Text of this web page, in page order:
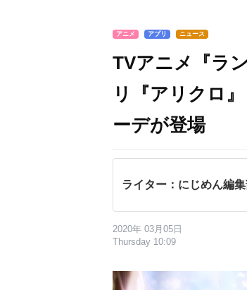
アニメ アプリ ニュース
TVアニメ『ラ
リ『アリクロ
ーデが登場
ライター：にじめん編
2020年 03月05日
Thursday 10:09